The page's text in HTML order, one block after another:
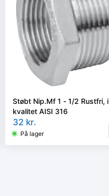
Støbt Nip.Mf 1 - 1/2 Rustfri, i
kvalitet AISI 316
32 kr.
På lager